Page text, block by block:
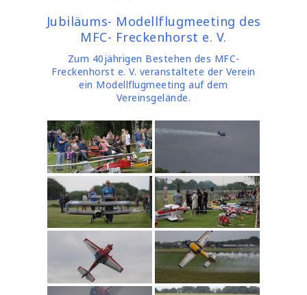
Jubiläums- Modellflugmeeting des
MFC- Freckenhorst e. V.
Zum 40jährigen Bestehen des MFC-
Freckenhorst e. V. veranstaltete der Verein
ein Modellflugmeeting auf dem
Vereinsgelände.